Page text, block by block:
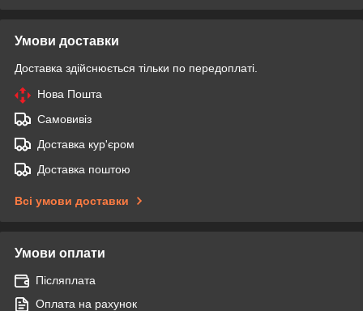
Умови доставки
Доставка здійснюється тільки по передоплаті.
Нова Пошта
Самовивіз
Доставка кур'єром
Доставка поштою
Всі умови доставки
Умови оплати
Післяплата
Оплата на рахунок